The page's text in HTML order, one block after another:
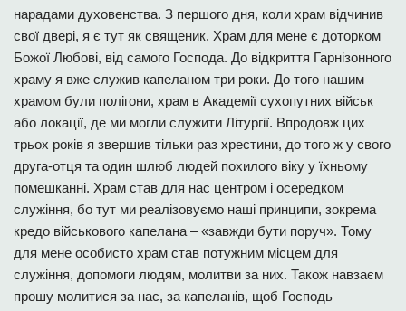
нарадами духовенства. З першого дня, коли храм відчинив
свої двері, я є тут як священик. Храм для мене є доторком
Божої Любові, від самого Господа. До відкриття Гарнізонного
храму я вже служив капеланом три роки. До того нашим
храмом були полігони, храм в Академії сухопутних військ
або локації, де ми могли служити Літургії. Впродовж цих
трьох років я звершив тільки раз хрестини, до того ж у свого
друга-отця та один шлюб людей похилого віку у їхньому
помешканні. Храм став для нас центром і осередком
служіння, бо тут ми реалізовуємо наші принципи, зокрема
кредо військового капелана – «завжди бути поруч». Тому
для мене особисто храм став потужним місцем для
служіння, допомоги людям, молитви за них. Також навзаєм
прошу молитися за нас, за капеланів, щоб Господь